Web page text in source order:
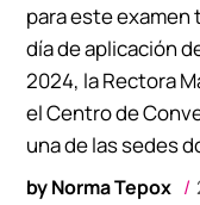
byNorma Tepox
para este examen
día de aplicación
2024, la Rectora
el Centro de
una de las sedes